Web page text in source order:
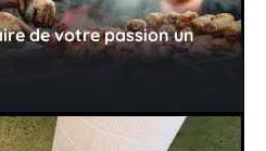
de votre passion un